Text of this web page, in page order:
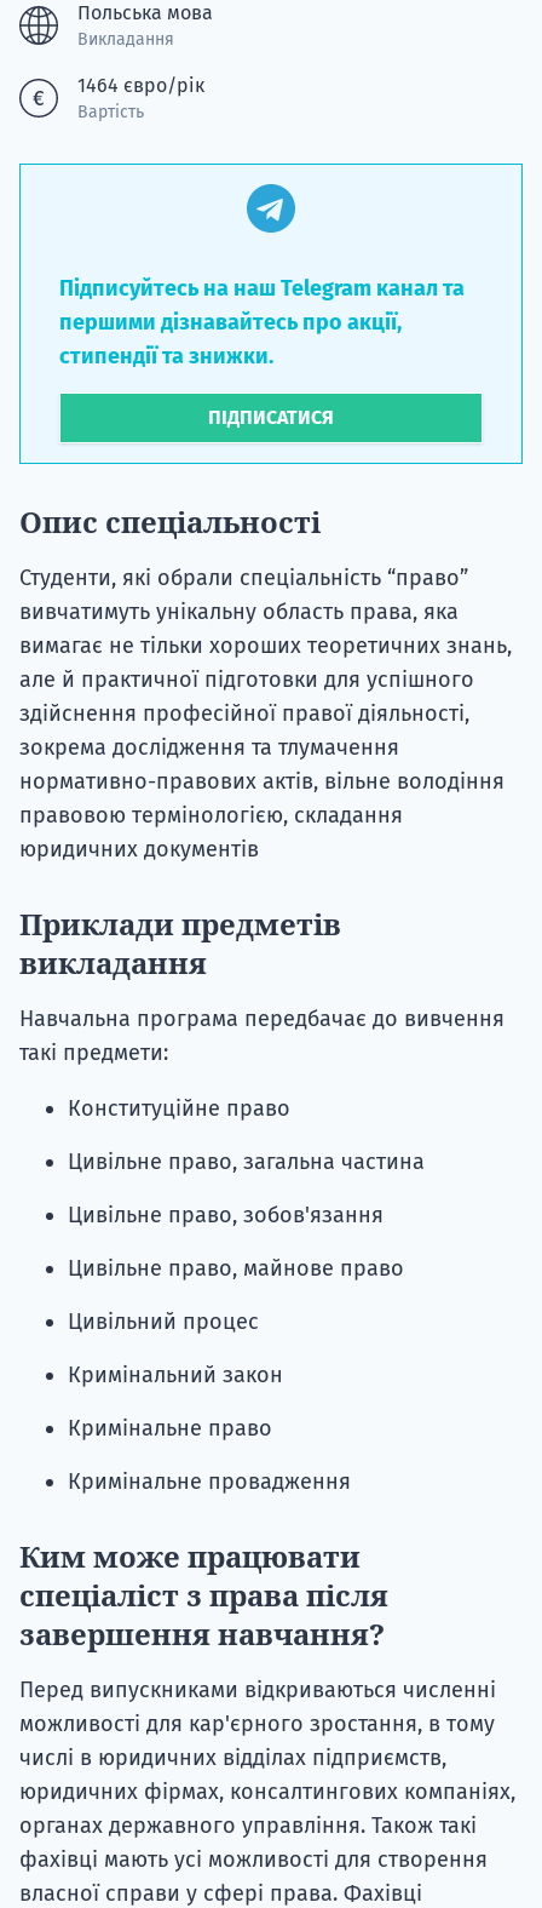
Польська мова
Викладання
1464 євро/рік
Вартість
Підписуйтесь на наш Telegram канал та
першими дізнавайтесь про акції,
стипендії та знижки.
ПІДПИСАТИСЯ
Опис спеціальності
Студенти, які обрали спеціальність “право”
вивчатимуть унікальну область права, яка
вимагає не тільки хороших теоретичних знань,
але й практичної підготовки для успішного
здійснення професійної правої діяльності,
зокрема дослідження та тлумачення
нормативно-правових актів, вільне володіння
правовою термінологією, складання
юридичних документів
Приклади предметів
викладання
Навчальна програма передбачає до вивчення
такі предмети:
Конституційне право
Цивільне право, загальна частина
Цивільне право, зобов'язання
Цивільне право, майнове право
Цивільний процес
Кримінальний закон
Кримінальне право
Кримінальне провадження
Ким може працювати
спеціаліст з права після
завершення навчання?
Перед випускниками відкриваються численні
можливості для кар'єрного зростання, в тому
числі в юридичних відділах підприємств,
юридичних фірмах, консалтингових компаніях,
органах державного управління. Також такі
фахівці мають усі можливості для створення
власної справи у сфері права. Фахівці